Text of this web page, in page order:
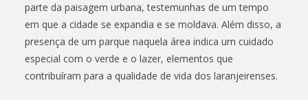
parte da paisagem urbana, testemunhas de um tempo
em que a cidade se expandia e se moldava. Além disso, a
presença de um parque naquela área indica um cuidado
especial com o verde e o lazer, elementos que
contribuíram para a qualidade de vida dos laranjeirenses.